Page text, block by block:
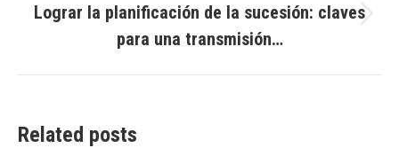
post:
Lograr la planificación de la sucesión: claves
para una transmisión…
Related posts